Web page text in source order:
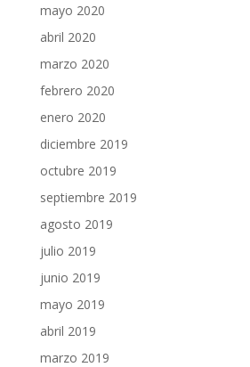
mayo 2020
abril 2020
marzo 2020
febrero 2020
enero 2020
diciembre 2019
octubre 2019
septiembre 2019
agosto 2019
julio 2019
junio 2019
mayo 2019
abril 2019
marzo 2019